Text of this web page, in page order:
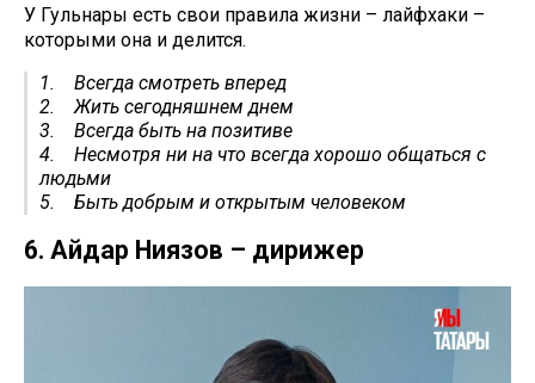
У Гульнары есть свои правила жизни – лайфхаки –
которыми она и делится.
1. Всегда смотреть вперед
2. Жить сегодняшнем днем
3. Всегда быть на позитиве
4. Несмотря ни на что всегда хорошо общаться с
людьми
5. Быть добрым и открытым человеком
6. Айдар Ниязов – дирижер